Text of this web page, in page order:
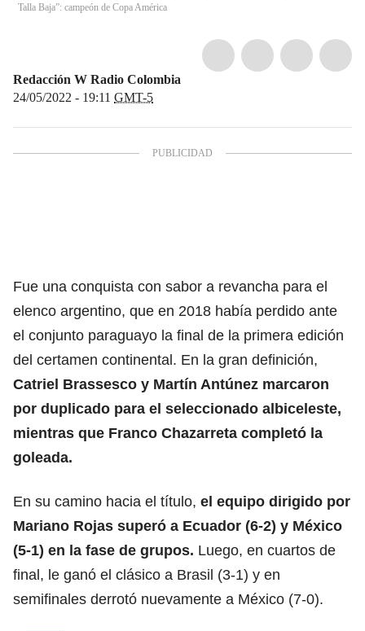
Talla Baja”: campeón de Copa América
Redacción W Radio Colombia
24/05/2022 - 19:11 GMT-5
Fue una conquista con sabor a revancha para el
elenco argentino, que en 2018 había perdido ante
el conjunto paraguayo la final de la primera edición
del certamen continental. En la gran definición,
Catriel Brassesco y Martín Antúnez marcaron
por duplicado para el seleccionado albiceleste,
mientras que Franco Chazarreta completó la
goleada.
En su camino hacia el título, el equipo dirigido por
Mariano Rojas superó a Ecuador (6-2) y México
(5-1) en la fase de grupos. Luego, en cuartos de
final, le ganó el clásico a Brasil (3-1) y en
semifinales derrotó nuevamente a México (7-0).